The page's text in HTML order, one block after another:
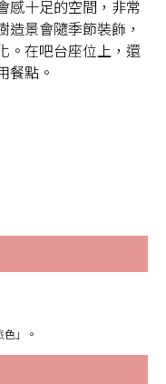
感十足的空間，非常
景會隨季節裝飾，
。在吧台座位上，還
餐點。
」。